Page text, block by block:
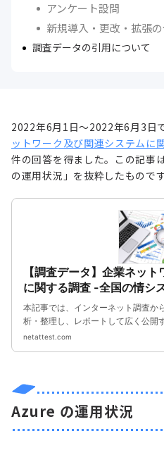
アンケート設問
新規導入・更改・拡張
調査データの引用について
2022年6月1日～2022年6月3日
ットワーク及び関連システムに
件の回答を得ました。この記事
の運用状況」を抜粋したものです
【調査データ】企業ネッ
に関する調査 -全国の情シ
ネットアテスト
本記事では、インターネット調査か
析・整理し、レポートして広く公開
の企画・導入・運用をされている情
netattest.com
Azure の運用状況